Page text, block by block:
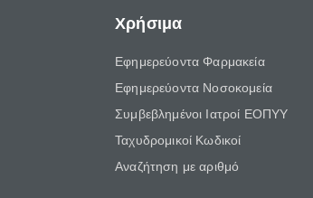
Χρήσιμα
Εφημερεύοντα Φαρμακεία
Εφημερεύοντα Νοσοκομεία
Συμβεβλημένοι Ιατροί ΕΟΠΥΥ
Ταχυδρομικοί Κωδικοί
Αναζήτηση με αριθμό